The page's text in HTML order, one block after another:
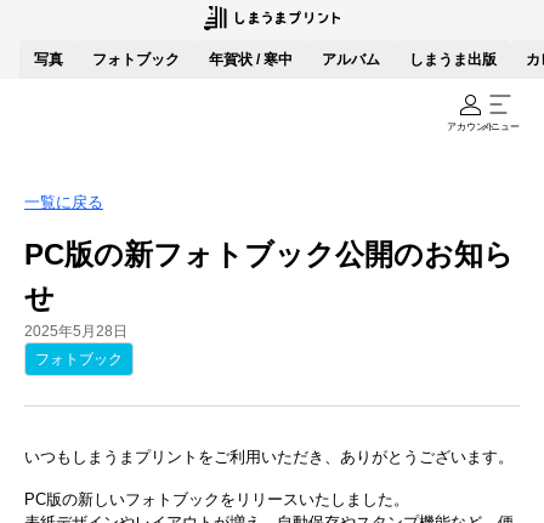
写真 フォトブック 年賀状 / 寒中 アルバム しまうま出版 カ
アカウントメニュー
一覧に戻る
PC版の新フォトブック公開のお知ら
せ
2025年5月28日
フォトブック
いつもしまうまプリントをご利用いただき、ありがとうございます。
PC版の新しいフォトブックをリリースいたしました。